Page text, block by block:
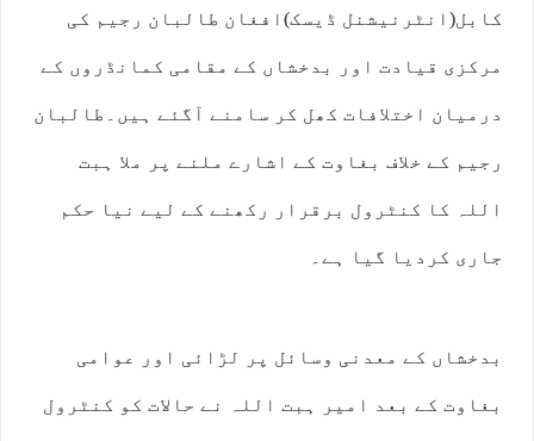
کابل(انٹرنیشنل ڈیسک)افغان طالبان رجیم کی
مرکزی قیادت اور بدخشاں کے مقامی کمانڈروں کے
درمیان اختلافات کھل کر سامنے آگئے ہیں۔طالبان
رجیم کے خلاف بغاوت کے اشارے ملنے پر ملا ہبت
اللہ کا کنٹرول برقرار رکھنے کے لیے نیا حکم
جاری کردیا گیا ہے۔
بدخشاں کے معدنی وسائل پر لڑائی اور عوامی
بغاوت کے بعد امیر ہبت اللہ نے حالات کو کنٹرول